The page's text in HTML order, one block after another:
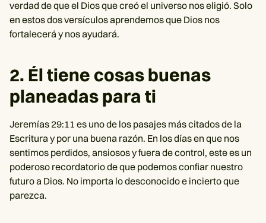
verdad de que el Dios que creó el universo nos eligió. Solo
en estos dos versículos aprendemos que Dios nos
fortalecerá y nos ayudará.
2. Él tiene cosas buenas
planeadas para ti
Jeremías 29:11 es uno de los pasajes más citados de la
Escritura y por una buena razón. En los días en que nos
sentimos perdidos, ansiosos y fuera de control, este es un
poderoso recordatorio de que podemos confiar nuestro
futuro a Dios. No importa lo desconocido e incierto que
parezca.